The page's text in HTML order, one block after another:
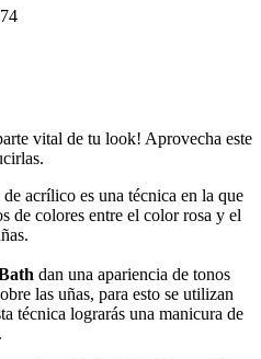
vital de tu look! Aprovecha este
acrílico es una técnica en la que
de colores entre el color rosa y el
dan una apariencia de tonos
las uñas, para esto se utilizan
técnica lograrás una manicura de